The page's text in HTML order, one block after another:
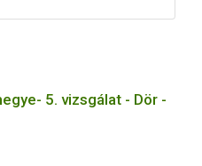
5. vizsgálat - Dör -